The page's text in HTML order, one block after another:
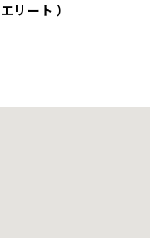
リート ）